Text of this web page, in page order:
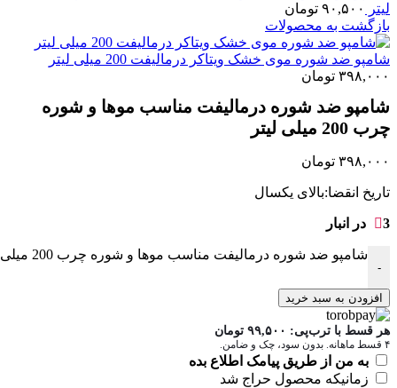
لیتر
۹۰,۵۰۰ تومان
بازگشت به محصولات
شامپو ضد شوره موی خشک ویتاکر درمالیفت 200 میلی لیتر
۳۹۸,۰۰۰ تومان
شامپو ضد شوره درمالیفت مناسب موها و شوره
چرب 200 میلی لیتر
۳۹۸,۰۰۰ تومان
تاریخ انقضا:بالای یکسال
3 در انبار
-
شامپو ضد شوره درمالیفت مناسب موها و شوره چرب 200 میلی لیتر عدد
افزودن به سبد خرید
هر قسط با ترب‌پی: ۹۹,۵۰۰ تومان
۴ قسط ماهانه. بدون سود، چک و ضامن.
به من از طریق پیامک اطلاع بده
زمانیکه محصول حراج شد